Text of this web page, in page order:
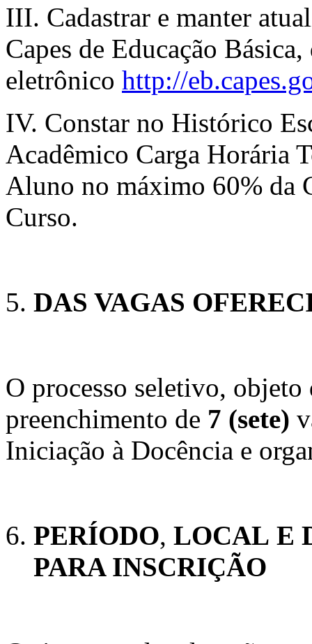
III. Cadastrar e manter
Capes de Educação
eletrônico http://
IV. Constar no Histórico
Acadêmico Carga Horária
Aluno no máximo 60% da
Curso.
DAS VAGAS
O processo seletivo, objeto
preenchimento de 7 (sete)
Iniciação à Docência e
PERÍODO, LOCAL E
PARA INSCRIÇÃO